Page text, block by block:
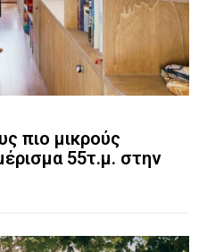
πιο μικρούς
55τ.μ. στην